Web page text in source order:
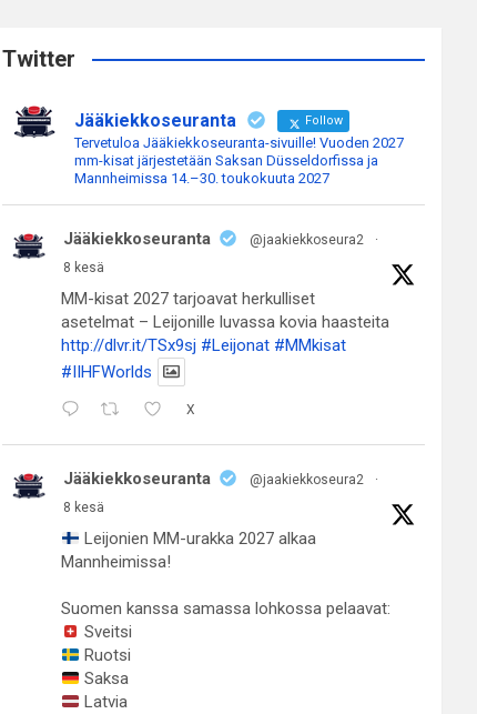
c
Twitter
Jääkiekkoseuranta Follow
Tervetuloa Jääkiekkoseuranta-sivuille! Vuoden 2027
mm-kisat järjestetään Saksan Düsseldorfissa ja
Mannheimissa 14.–30. toukokuuta 2027
Jääkiekkoseuranta @jaakiekkoseura2
·
8 kesä
MM-kisat 2027 tarjoavat herkulliset
asetelmat – Leijonille luvassa kovia haasteita
http://dlvr.it/TSx9sj #Leijonat #MMkisat
#IIHFWorlds
X
Jääkiekkoseuranta @jaakiekkoseura2
·
8 kesä
Leijonien MM-urakka 2027 alkaa
Mannheimissa!
Suomen kanssa samassa lohkossa pelaavat:
Sveitsi
Ruotsi
Saksa
Latvia